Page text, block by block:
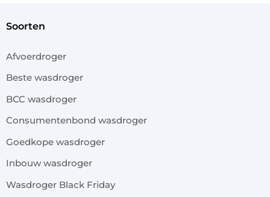
soorten
Afvoerdroger
Beste wasdroger
BCC wasdroger
Consumentenbond wasdroger
Goedkope wasdroger
Inbouw wasdroger
Wasdroger Black Friday